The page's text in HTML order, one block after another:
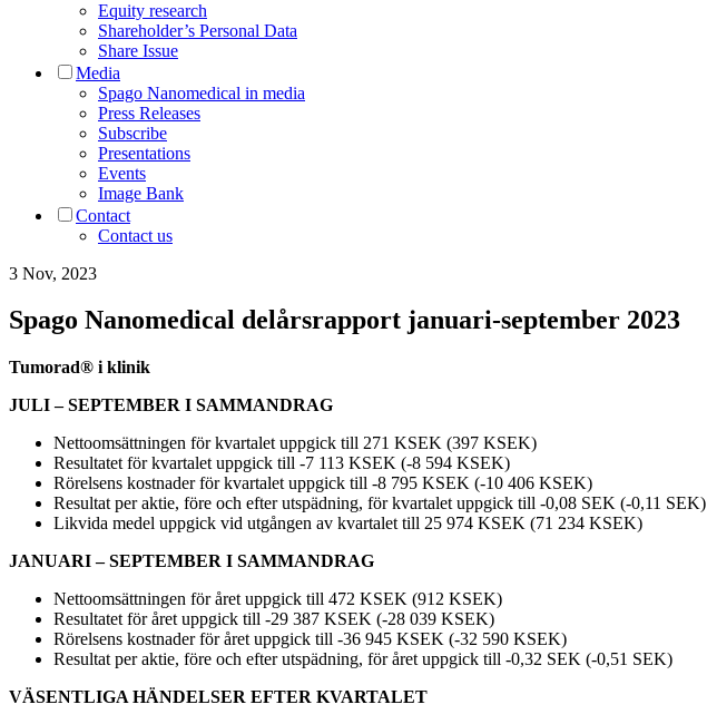
Equity research
Shareholder’s Personal Data
Share Issue
Media
Spago Nanomedical in media
Press Releases
Subscribe
Presentations
Events
Image Bank
Contact
Contact us
3 Nov, 2023
Spago Nanomedical delårsrapport januari-september 2023
Tumorad® i klinik
JULI – SEPTEMBER I SAMMANDRAG
Nettoomsättningen för kvartalet uppgick till 271 KSEK (397 KSEK)
Resultatet för kvartalet uppgick till -7 113 KSEK (-8 594 KSEK)
Rörelsens kostnader för kvartalet uppgick till -8 795 KSEK (-10 406 KSEK)
Resultat per aktie, före och efter utspädning, för kvartalet uppgick till -0,08 SEK (-0,11 SEK)
Likvida medel uppgick vid utgången av kvartalet till 25 974 KSEK (71 234 KSEK)
JANUARI – SEPTEMBER I SAMMANDRAG
Nettoomsättningen för året uppgick till 472 KSEK (912 KSEK)
Resultatet för året uppgick till -29 387 KSEK (-28 039 KSEK)
Rörelsens kostnader för året uppgick till -36 945 KSEK (-32 590 KSEK)
Resultat per aktie, före och efter utspädning, för året uppgick till -0,32 SEK (-0,51 SEK)
VÄSENTLIGA HÄNDELSER EFTER KVARTALET